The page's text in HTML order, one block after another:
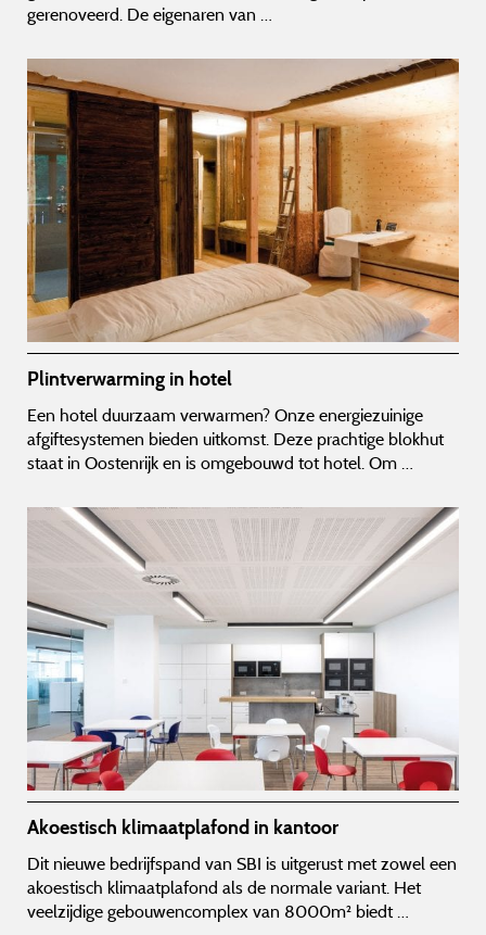
gerenoveerd. De eigenaren van …
Plintverwarming in hotel
Een hotel duurzaam verwarmen? Onze energiezuinige
afgiftesystemen bieden uitkomst. Deze prachtige blokhut
staat in Oostenrijk en is omgebouwd tot hotel. Om …
Akoestisch klimaatplafond in kantoor
Dit nieuwe bedrijfspand van SBI is uitgerust met zowel een
akoestisch klimaatplafond als de normale variant. Het
veelzijdige gebouwencomplex van 8000m² biedt …